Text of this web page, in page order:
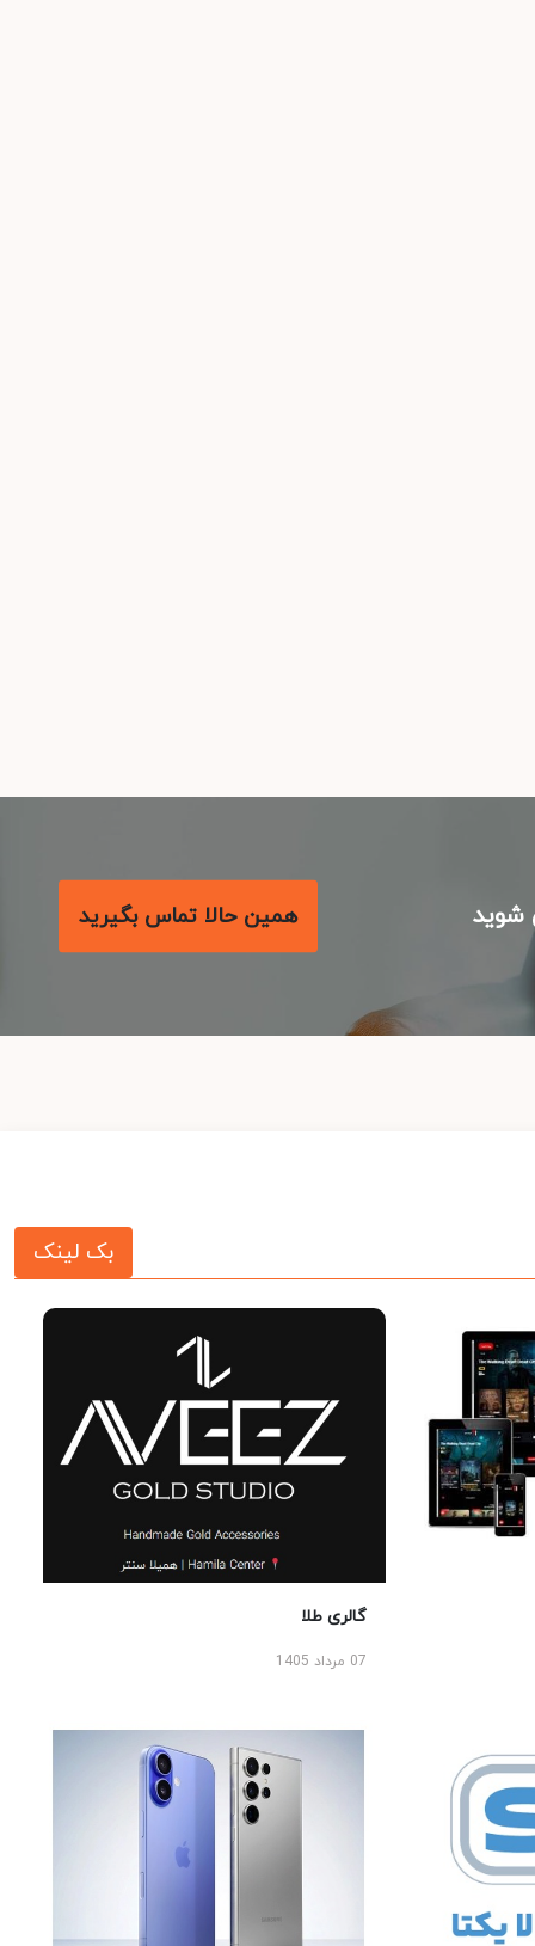
همین حالا تماس بگیرید
بک لینک
گالری طلا
07 مرداد 1405